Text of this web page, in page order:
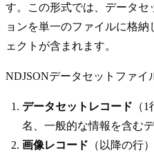
す。この形式では、データ
ョンを単一のファイルに格納
ェクトが含まれます。
NDJSONデータセットファイ
データセットレコード （
名、一般的な情報を含む
画像レコード （以降の行